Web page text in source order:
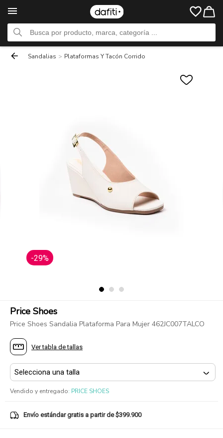
Sandalias > Plataformas Y Tacón Corrido
-29%
Price Shoes
Price Shoes Sandalia Plataforma Para Mujer 462JC007TALCO
Ver tabla de tallas
Vendido y entregado: PRICE SHOES
Envío estándar gratis a partir de $399.900